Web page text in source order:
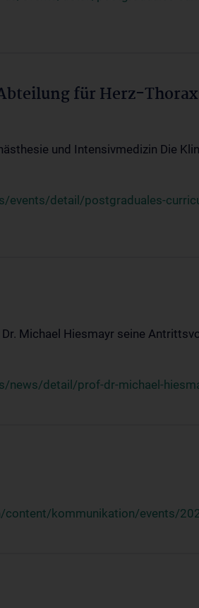
für Herz-
und Intensivmedizin Die
detail/postgraduales-
Michael Hiesmayr seine
detail/prof-dr-michael-
kommunikation/events/